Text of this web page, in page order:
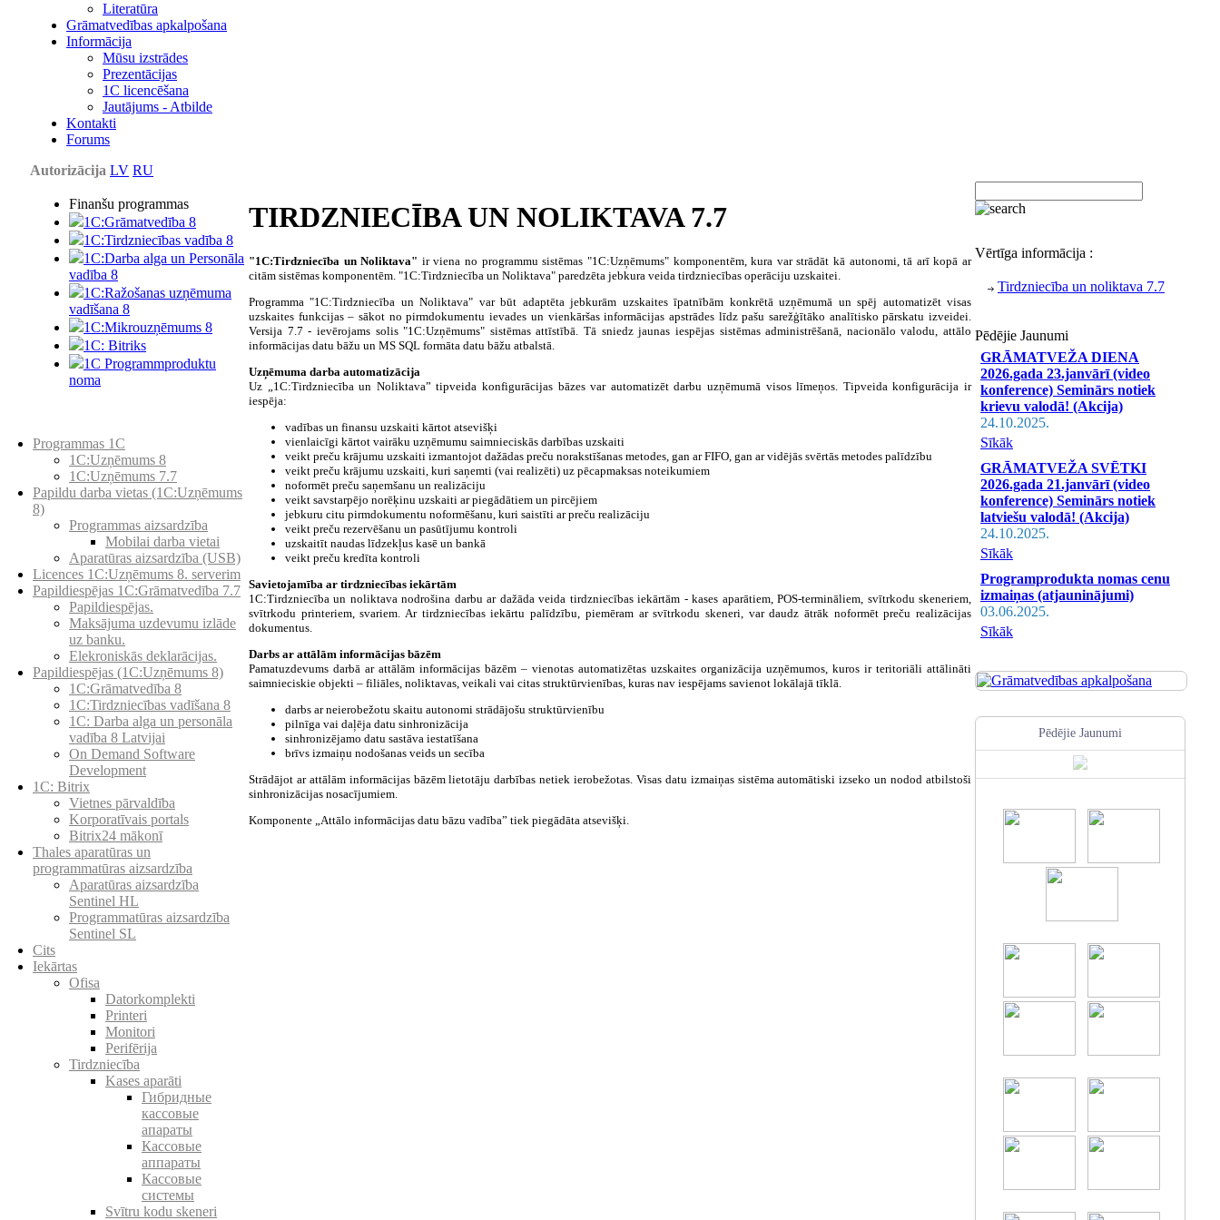
Literatūra
Grāmatvedības apkalpošana
Informācija
Mūsu izstrādes
Prezentācijas
1С licencēšana
Jautājums - Atbilde
Kontakti
Forums
Autorizācija LV RU
Finanšu programmas
1C:Grāmatvedība 8
1C:Tirdzniecības vadība 8
1C:Darba alga un Personāla
vadība 8
1C:Ražošanas uzņēmuma
vadīšana 8
1С:Мikrouzņēmums 8
1C: Bitriks
1C Programmproduktu
noma
Programmas 1C
1C:Uzņēmums 8
1C:Uzņēmums 7.7
Papildu darba vietas (1C:Uzņēmums
8)
Programmas aizsardzība
Mobilai darba vietai
Aparatūras aizsardzība (USB)
Licences 1C:Uzņēmums 8. serverim
Papildiespējas 1C:Grāmatvedība 7.7
Papildiespējas.
Maksājuma uzdevumu izlāde
uz banku.
Elekroniskās deklarācijas.
Papildiespējas (1C:Uzņēmums 8)
1C:Grāmatvedība 8
1C:Tirdzniecības vadīšana 8
1С: Darba alga un personāla
vadība 8 Latvijai
On Demand Software
Development
1C: Bitrix
Vietnes pārvaldība
Korporatīvais portals
Bitrix24 mākonī
Thales aparatūras un
programmatūras aizsardzība
Aparatūras aizsardzība
Sentinel HL
Programmatūras aizsardzība
Sentinel SL
Cits
Iekārtas
Ofisa
Datorkomplekti
Printeri
Monitori
Perifērija
Tirdzniecība
Kases aparāti
Гибридные
кассовые
апараты
Кассовые
аппараты
Кассовые
системы
Svītru kodu skeneri
TIRDZNIECĪBA UN NOLIKTAVA 7.7
"1C:Tirdzniecība un Noliktava" ir viena no programmu sistēmas "1C:Uzņēmums" komponentēm, kura var strādāt kā autonomi, tā arī kopā ar
citām sistēmas komponentēm. "1C:Tirdzniecība un Noliktava" paredzēta jebkura veida tirdzniecības operāciju uzskaitei.
Programma "1C:Tirdzniecība un Noliktava" var būt adaptēta jebkurām uzskaites īpatnībām konkrētā uzņēmumā un spēj automatizēt visas
uzskaites funkcijas – sākot no pirmdokumentu ievades un vienkāršas informācijas apstrādes līdz pašu sarežģītāko analītisko pārskatu izveidei.
Versija 7.7 - ievērojams solis "1C:Uzņēmums" sistēmas attīstībā. Tā sniedz jaunas iespējas sistēmas administrēšanā, nacionālo valodu, attālo
informācijas datu bāžu un MS SQL formāta datu bāžu atbalstā.
Uzņēmuma darba automatizācija
Uz „1C:Tirdzniecība un Noliktava” tipveida konfigurācijas bāzes var automatizēt darbu uzņēmumā visos līmeņos. Tipveida konfigurācija ir
iespēja:
vadības un finansu uzskaiti kārtot atsevišķi
vienlaicīgi kārtot vairāku uzņēmumu saimnieciskās darbības uzskaiti
veikt preču krājumu uzskaiti izmantojot dažādas preču norakstīšanas metodes, gan ar FIFO, gan ar vidējās svērtās metodes palīdzību
veikt preču krājumu uzskaiti, kuri saņemti (vai realizēti) uz pēcapmaksas noteikumiem
noformēt preču saņemšanu un realizāciju
veikt savstarpējo norēķinu uzskaiti ar piegādātiem un pircējiem
jebkuru citu pirmdokumentu noformēšanu, kuri saistīti ar preču realizāciju
veikt preču rezervēšanu un pasūtījumu kontroli
uzskaitīt naudas līdzekļus kasē un bankā
veikt preču kredīta kontroli
Savietojamība ar tirdzniecības iekārtām
1C:Tirdzniecība un noliktava nodrošina darbu ar dažāda veida tirdzniecības iekārtām - kases aparātiem, POS-termināliem, svītrkodu skeneriem,
svītrkodu printeriem, svariem. Ar tirdzniecības iekārtu palīdzību, piemēram ar svītrkodu skeneri, var daudz ātrāk noformēt preču realizācijas
dokumentus.
Darbs ar attālām informācijas bāzēm
Pamatuzdevums darbā ar attālām informācijas bāzēm – vienotas automatizētas uzskaites organizācija uzņēmumos, kuros ir teritoriāli attālināti
saimnieciskie objekti – filiāles, noliktavas, veikali vai citas struktūrvienības, kuras nav iespējams savienot lokālajā tīklā.
darbs ar neierobežotu skaitu autonomi strādājošu struktūrvienību
pilnīga vai daļēja datu sinhronizācija
sinhronizējamo datu sastāva iestatīšana
brīvs izmaiņu nodošanas veids un secība
Strādājot ar attālām informācijas bāzēm lietotāju darbības netiek ierobežotas. Visas datu izmaiņas sistēma automātiski izseko un nodod atbilstoši
sinhronizācijas nosacījumiem.
Komponente „Attālo informācijas datu bāzu vadība” tiek piegādāta atsevišķi.
Vērtīga informācija :
Tirdzniecība un noliktava 7.7
Pēdējie Jaunumi
GRĀMATVEŽA DIENA
2026.gada 23.janvārī (video
konference) Seminārs notiek
krievu valodā! (Akcija)
24.10.2025.
Sīkāk
GRĀMATVEŽA SVĒTKI
2026.gada 21.janvārī (video
konference) Seminārs notiek
latviešu valodā! (Akcija)
24.10.2025.
Sīkāk
Programprodukta nomas cenu
izmaiņas (atjauninājumi)
03.06.2025.
Sīkāk
Pēdējie Jaunumi